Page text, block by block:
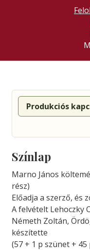
Produkciós
Színlap
Marno János
rész)
Előadja a szerző, és
A felvételt Lehoczky
Németh Zoltán,
készítette
(57 + 1 p szünet + 45